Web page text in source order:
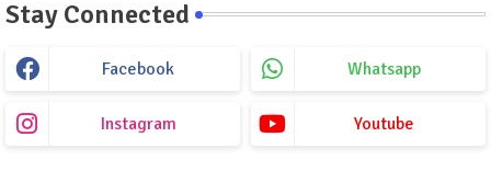
Stay Connected
Facebook Whatsapp
Instagram Youtube